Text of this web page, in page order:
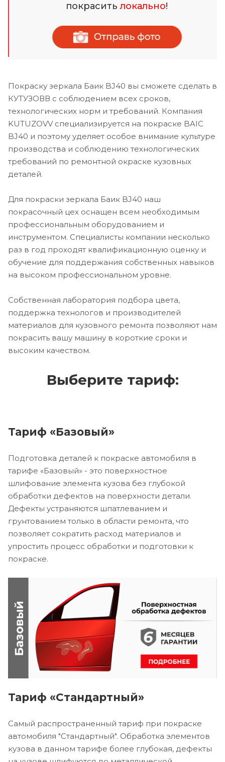
покраситьлокально!
Покраску зеркала Баик BJ40 вы сможете сделать в
КУТУЗОВВ с соблюдением всех сроков,
технологических норм и требований. Компания
KUTUZOVV специализируется на покраске BAIC
BJ40 и поэтому уделяет особое внимание культуре
производства и соблюдению технологических
требований по ремонтной окраске кузовных
деталей.
Для покраски зеркала Баик BJ40 наш
покрасочный цех оснащен всем необходимым
профессиональным оборудованием и
инструментом. Специалисты компании несколько
раз в год проходят квалификационную оценку и
обучение для поддержания собственных навыков
на высоком профессиональном уровне.
Собственная лаборатория подбора цвета,
поддержка технологов и производителей
материалов для кузовного ремонта позволяют нам
покрасить вашу машину в короткие сроки и
высоким качеством.
Выберите тариф:
Тариф «Базовый»
Подготовка деталей к покраске автомобиля в
тарифе «Базовый» - это поверхностное
шлифование элемента кузова без глубокой
обработки дефектов на поверхности детали.
Дефекты устраняются шпатлеванием и
грунтованием только в области ремонта, что
позволяет сократить расход материалов и
упростить процесс обработки и подготовки к
покраске.
Тариф «Стандартный»
Самый распространенный тариф при покраске
автомобиля "Стандартный". Обработка элементов
кузова в данном тарифе более глубокая, дефекты